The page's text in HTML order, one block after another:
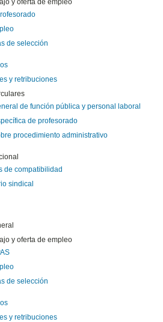
y oferta de empleo
de selección
y retribuciones
de función pública y personal laboral
de profesorado
procedimiento administrativo
de compatibilidad
sindical
y oferta de empleo
de selección
y retribuciones